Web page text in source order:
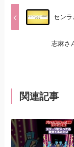
セン
志麻さ
関連記事